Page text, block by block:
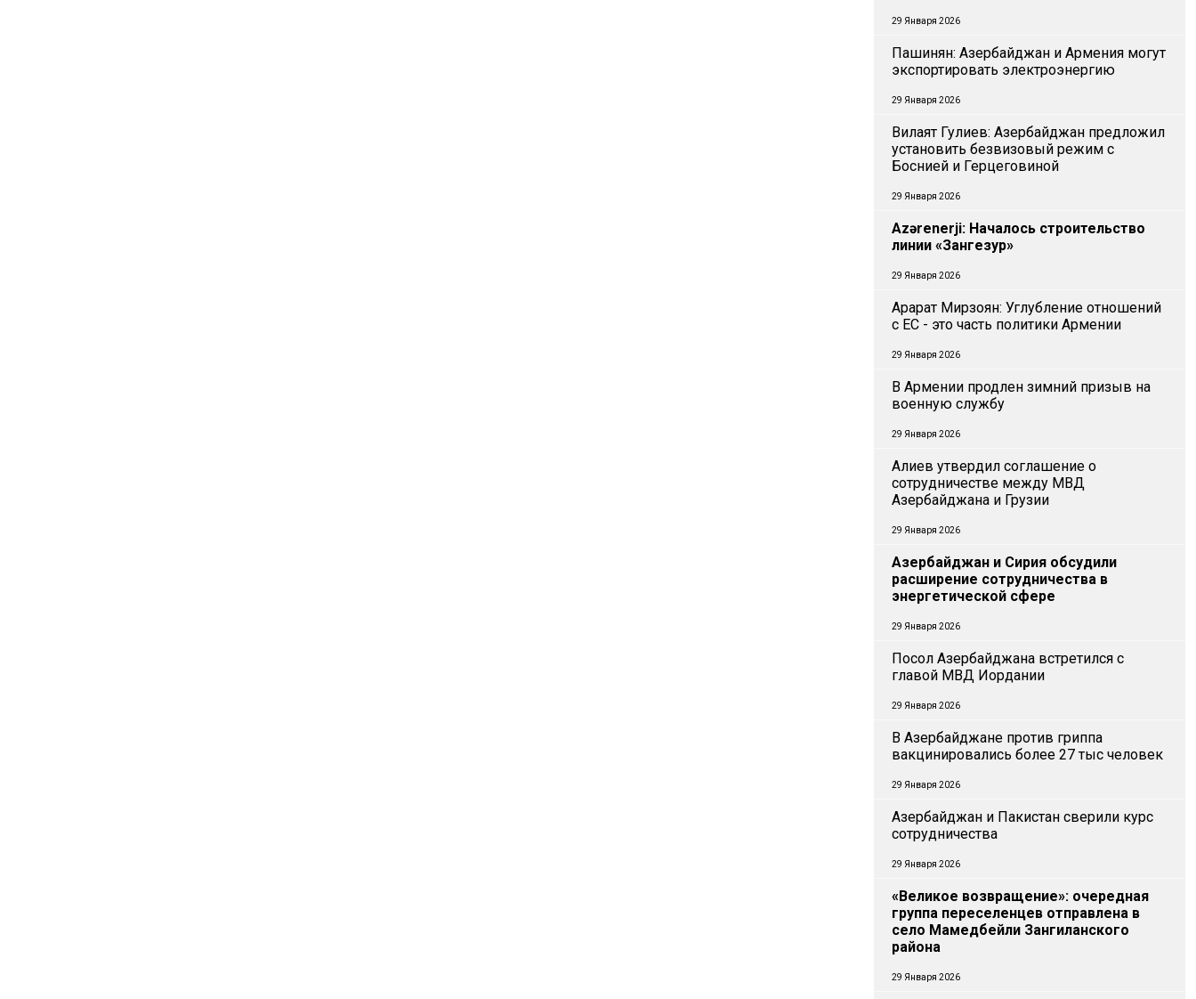
29 Января 2026
Пашинян: Азербайджан и Армения могут
экспортировать электроэнергию
29 Января 2026
Вилаят Гулиев: Азербайджан предложил
установить безвизовый режим с
Боснией и Герцеговиной
29 Января 2026
Azərenerji: Началось строительство
линии «Зангезур»
29 Января 2026
Арарат Мирзоян: Углубление отношений
с ЕС - это часть политики Армении
29 Января 2026
В Армении продлен зимний призыв на
военную службу
29 Января 2026
Алиев утвердил соглашение о
сотрудничестве между МВД
Азербайджана и Грузии
29 Января 2026
Азербайджан и Сирия обсудили
расширение сотрудничества в
энергетической сфере
29 Января 2026
Посол Азербайджана встретился с
главой МВД Иордании
29 Января 2026
В Азербайджане против гриппа
вакцинировались более 27 тыс человек
29 Января 2026
Азербайджан и Пакистан сверили курс
сотрудничества
29 Января 2026
«Великое возвращение»: очередная
группа переселенцев отправлена в
село Мамедбейли Зангиланского
района
29 Января 2026